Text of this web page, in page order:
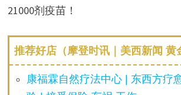
21000剂疫苗！
推荐好店（摩登时讯｜美西新闻 黄
康福霖自然疗法中心 | 东西方疗